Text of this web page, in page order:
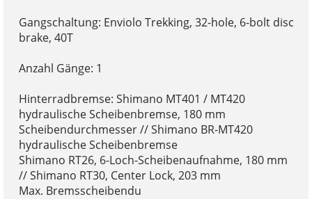
Gangschaltung: Enviolo Trekking, 32-hole, 6-bolt disc
brake, 40T
Anzahl Gänge: 1
Hinterradbremse: Shimano MT401 / MT420
hydraulische Scheibenbremse, 180 mm
Scheibendurchmesser // Shimano BR-MT420
hydraulische Scheibenbremse
Shimano RT26, 6-Loch-Scheibenaufnahme, 180 mm
// Shimano RT30, Center Lock, 203 mm
Max. Bremsscheibendu